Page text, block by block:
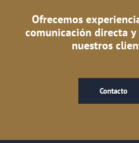
Ofrecemos
comunicación directa
nuestros
Contacto